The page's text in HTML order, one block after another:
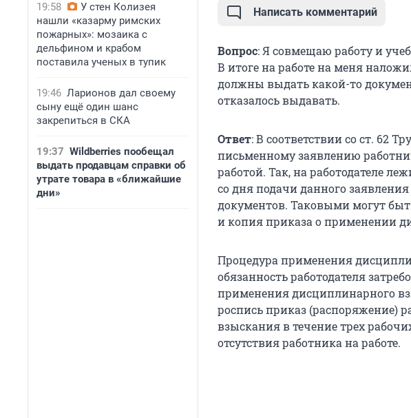
19:58
У стен Колизея
нашли «казарму римских
пожарных»: мозаика с
дельфином и крабом
поставила ученых в тупик
19:46 Ларионов дал своему
сыну ещё один шанс
закрепиться в СКА
19:37 Wildberries пообещал
выдать продавцам справки об
утрате товара в «ближайшие
дни»
Написать комментарий
Вопрос: Я совмещаю работу и
В итоге на работе на меня
должны выдать какой-то
отказалось выдавать.
Ответ: В соответствии со ст. 62
письменному заявлению
работой. Так, на работодателе
со дня подачи данного
документов. Таковыми могут
и копия приказа о применении
Процедура применения
обязанность работодателя
применения дисциплинарного
роспись приказ (распоряжение)
взыскания в течение трех
отсутствия работника на работе.